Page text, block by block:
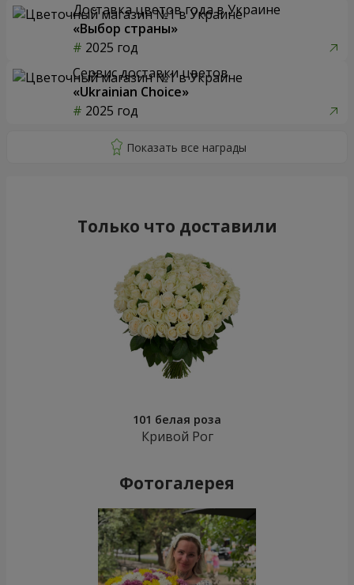
Доставка цветов года в Украине
«Выбор страны»
2025 год
Сервис доставки цветов
«Ukrainian Choice»
2025 год
Только что доставили
101 белая роза
Кривой Рог
Фотогалерея